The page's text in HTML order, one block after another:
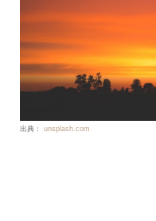
出典： unsplash.com